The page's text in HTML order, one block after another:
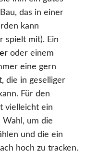
das in einer
kann
spielt mit). Ein
oder einem
eine gern
die in geselliger
Für den
vielleicht ein
Wahl, um die
und die ein
hoch zu tracken.